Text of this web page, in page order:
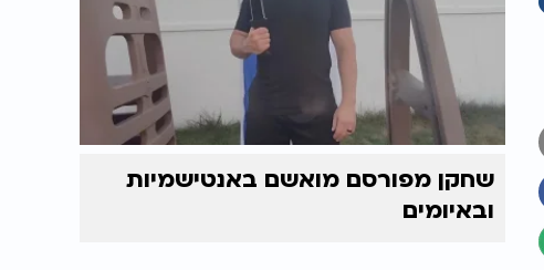
שחקן מפורסם מואשם באנטישמיות
ובאיומים